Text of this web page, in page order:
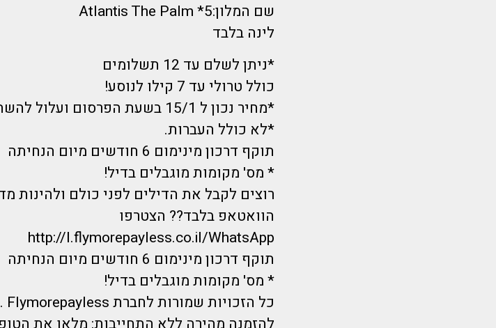
שם המלון:5* Atlantis The Palm
לינה בלבד
*ניתן לשלם עד 12 תשלומים
כולל טרולי עד 7 קילו לנוסע!
*מחיר נכון ל 15/1 בשעת הפרסום ועלול להשתנות.
*לא כולל העברות.
תוקף דרכון מינימום 6 חודשים מיום הנחיתה
* מס' מקומות מוגבלים בדיל!
רוצים לקבל את הדילים לפני כולם ולהינות
הוואטאפ בלבד?? הצטרפו
http://l.flymorepayless.co.il/WhatsApp
תוקף דרכון מינימום 6 חודשים מיום הנחיתה
* מס' מקומות מוגבלים בדיל!
כל הזכויות שמורות לחברת Flymorepayless .כל הדילים בכפוף לתקנון ט.ל.ח.